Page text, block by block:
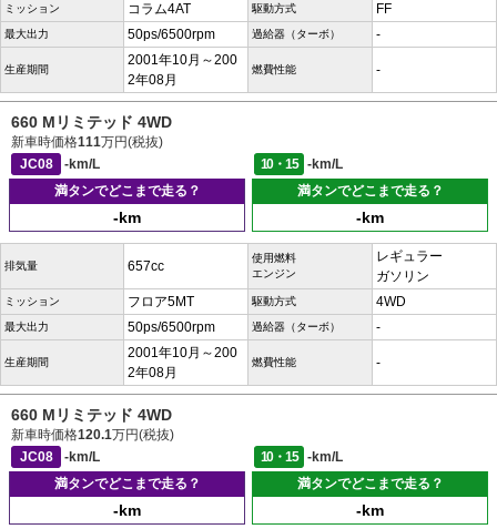
ミッション コラム4AT 駆動方式 FF
最大出力 50ps/6500rpm 過給器（ターボ） -
生産期間
2001年10月～200
2年08月
燃費性能 -
660 Mリミテッド 4WD
新車時価格111万円(税抜)
JC08
-km/L 10・15
-km/L
満タンでどこまで走る？
-km
満タンでどこまで走る？
-km
排気量 657cc
使用燃料
エンジン
レギュラー
ガソリン
ミッション フロア5MT 駆動方式 4WD
最大出力 50ps/6500rpm 過給器（ターボ） -
生産期間
2001年10月～200
2年08月
燃費性能 -
660 Mリミテッド 4WD
新車時価格120.1万円(税抜)
JC08
-km/L 10・15
-km/L
満タンでどこまで走る？
-km
満タンでどこまで走る？
-km